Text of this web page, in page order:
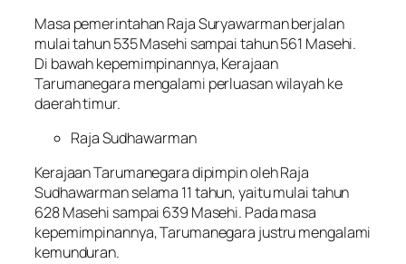
Masa pemerintahan Raja Suryawarman berjalan
mulai tahun 535 Masehi sampai tahun 561 Masehi.
Di bawah kepemimpinannya, Kerajaan
Tarumanegara mengalami perluasan wilayah ke
daerah timur.
Raja Sudhawarman
Kerajaan Tarumanegara dipimpin oleh Raja
Sudhawarman selama 11 tahun, yaitu mulai tahun
628 Masehi sampai 639 Masehi. Pada masa
kepemimpinannya, Tarumanegara justru mengalami
kemunduran.